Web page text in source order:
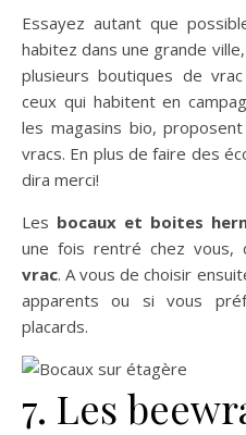
Essayez autant que
habitez dans une grande
plusieurs boutiques de
ceux qui habitent en
les magasins bio,
vracs. En plus de faire des
dira merci!
Les bocaux et boites
une fois rentré chez vous,
vrac. A vous de choisir
apparents ou si vous
placards.
7. Les